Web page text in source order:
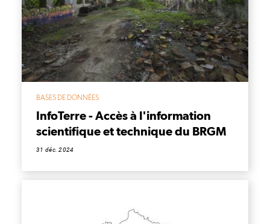
BASES DE DONNÉES
InfoTerre - Accès à l'information
scientifique et technique du BRGM
31 déc. 2024